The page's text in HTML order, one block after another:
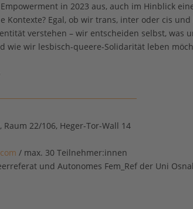
in 2023 aus, auch im Hinblick
Kontexte? Egal, ob wir trans, inter oder cis
verstehen – wir entscheiden selbst, was
wie wir lesbisch-queere-Solidarität leben
22/106, Heger-Tor-Wall 14
/ max. 30 Teilnehmer:innen
und Autonomes Fem_Ref der Uni